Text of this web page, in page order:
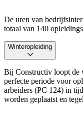
De uren van
totaal van 140
Winteropleiding
Bij Constructiv loopt de
perfecte periode voor
arbeiders (PC 124) in
worden geplaatst en